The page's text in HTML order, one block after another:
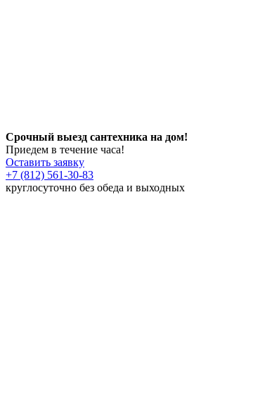
Срочный выезд сантехника на дом!
Приедем в течение часа!
Оставить заявку
+7 (812) 561-30-83
круглосуточно без обеда и выходных